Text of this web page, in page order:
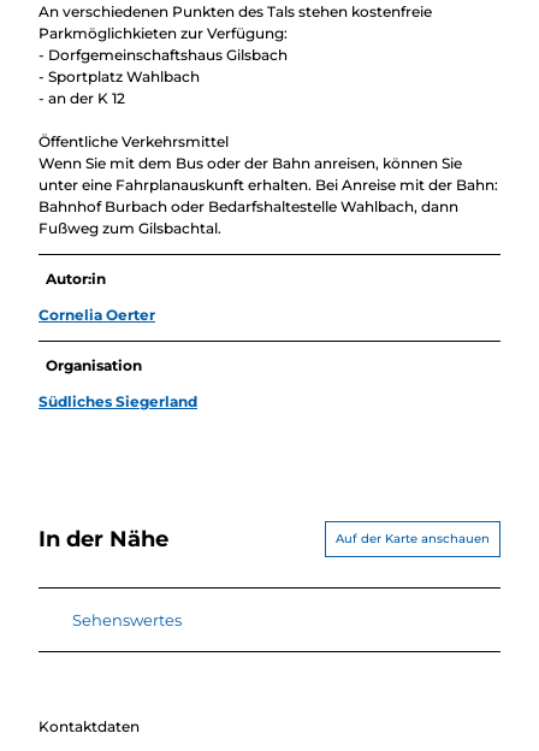
An verschiedenen Punkten des Tals stehen kostenfreie
Parkmöglichkieten zur Verfügung:
- Dorfgemeinschaftshaus Gilsbach
- Sportplatz Wahlbach
- an der K 12
Öffentliche Verkehrsmittel
Wenn Sie mit dem Bus oder der Bahn anreisen, können Sie
unter eine Fahrplanauskunft erhalten. Bei Anreise mit der Bahn:
Bahnhof Burbach oder Bedarfshaltestelle Wahlbach, dann
Fußweg zum Gilsbachtal.
Autor:in
Cornelia Oerter
Organisation
Südliches Siegerland
In der Nähe Auf der Karte anschauen
Sehenswertes
Kontaktdaten